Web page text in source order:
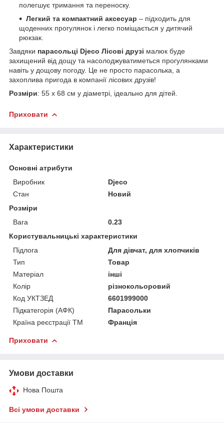
полегшує тримання та переноску.
Легкий та компактний аксесуар – підходить для
щоденних прогулянок і легко поміщається у дитячий
рюкзак.
Завдяки парасольці Djeco Лісові друзі малюк буде
захищений від дощу та насолоджуватиметься прогулянками
навіть у дощову погоду. Це не просто парасолька, а
захоплива пригода в компанії лісових друзів!
Розміри: 55 х 68 см у діаметрі, ідеально для дітей.
Приховати
Характеристики
Основні атрибути
Виробник
Djeco
Стан
Новий
Розміри
Вага
0.23
Користувальницькі характеристики
Підлога
Для дівчат, для хлопчиків
Тип
Товар
Матеріал
інші
Колір
різнокольоровий
Код УКТЗЕД
6601999000
Підкатегорія (АФК)
Парасольки
Країна реєстрації ТМ
Франція
Приховати
Умови доставки
Нова Пошта
Всі умови доставки